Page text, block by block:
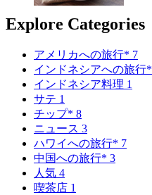
Explore Categories
アメリカへの旅行* 7
インドネシアへの旅行*
インドネシア料理 1
サテ 1
チップ* 8
ニュース 3
ハワイへの旅行* 7
中国への旅行* 3
人気 4
喫茶店 1